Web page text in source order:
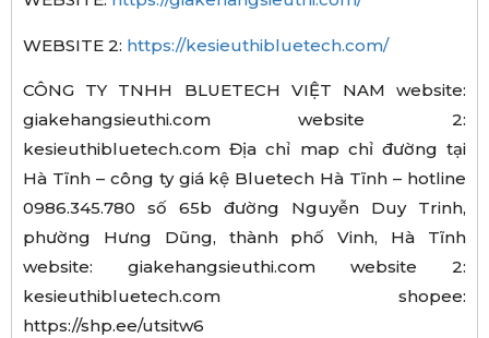
WEBSITE 2: https://kesieuthibluetech.com/
CÔNG TY TNHH BLUETECH VIỆT NAM website:
giakehangsieuthi.com website 2:
kesieuthibluetech.com Địa chỉ map chỉ đường tại
Hà Tĩnh – công ty giá kệ Bluetech Hà Tĩnh – hotline
0986.345.780 số 65b đường Nguyễn Duy Trinh,
phường Hưng Dũng, thành phố Vinh, Hà Tĩnh
website: giakehangsieuthi.com website 2:
kesieuthibluetech.com shopee:
https://shp.ee/utsitw6